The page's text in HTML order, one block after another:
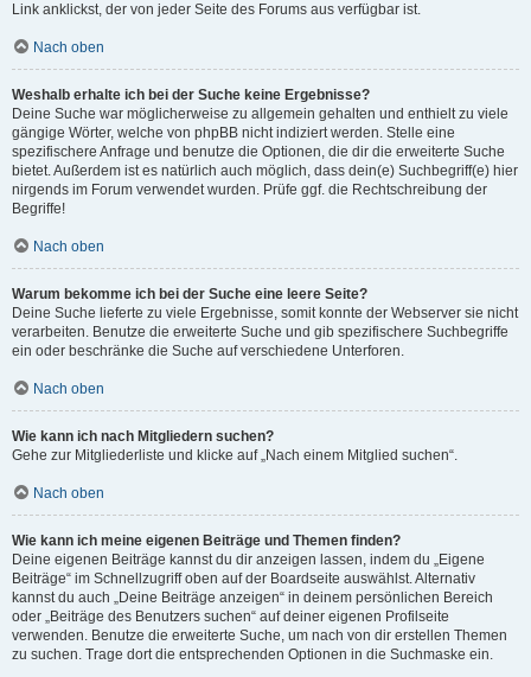
Link anklickst, der von jeder Seite des Forums aus verfügbar ist.
Nach oben
Weshalb erhalte ich bei der Suche keine Ergebnisse?
Deine Suche war möglicherweise zu allgemein gehalten und enthielt zu viele
gängige Wörter, welche von phpBB nicht indiziert werden. Stelle eine
spezifischere Anfrage und benutze die Optionen, die dir die erweiterte Suche
bietet. Außerdem ist es natürlich auch möglich, dass dein(e) Suchbegriff(e) hier
nirgends im Forum verwendet wurden. Prüfe ggf. die Rechtschreibung der
Begriffe!
Nach oben
Warum bekomme ich bei der Suche eine leere Seite?
Deine Suche lieferte zu viele Ergebnisse, somit konnte der Webserver sie nicht
verarbeiten. Benutze die erweiterte Suche und gib spezifischere Suchbegriffe
ein oder beschränke die Suche auf verschiedene Unterforen.
Nach oben
Wie kann ich nach Mitgliedern suchen?
Gehe zur Mitgliederliste und klicke auf „Nach einem Mitglied suchen“.
Nach oben
Wie kann ich meine eigenen Beiträge und Themen finden?
Deine eigenen Beiträge kannst du dir anzeigen lassen, indem du „Eigene
Beiträge“ im Schnellzugriff oben auf der Boardseite auswählst. Alternativ
kannst du auch „Deine Beiträge anzeigen“ in deinem persönlichen Bereich
oder „Beiträge des Benutzers suchen“ auf deiner eigenen Profilseite
verwenden. Benutze die erweiterte Suche, um nach von dir erstellen Themen
zu suchen. Trage dort die entsprechenden Optionen in die Suchmaske ein.